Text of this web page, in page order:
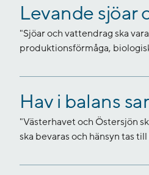
Levande sjöar
"Sjöar och vattendrag ska
produktionsförmåga,
Hav i balans
"Västerhavet och Östersjön
ska bevaras och hänsyn tas